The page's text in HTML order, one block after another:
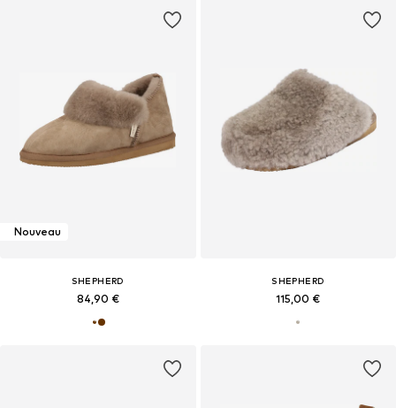
Nouveau
SHEPHERD
84,90 €
SHEPHERD
115,00 €